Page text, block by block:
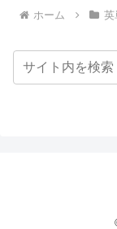
ホーム 英